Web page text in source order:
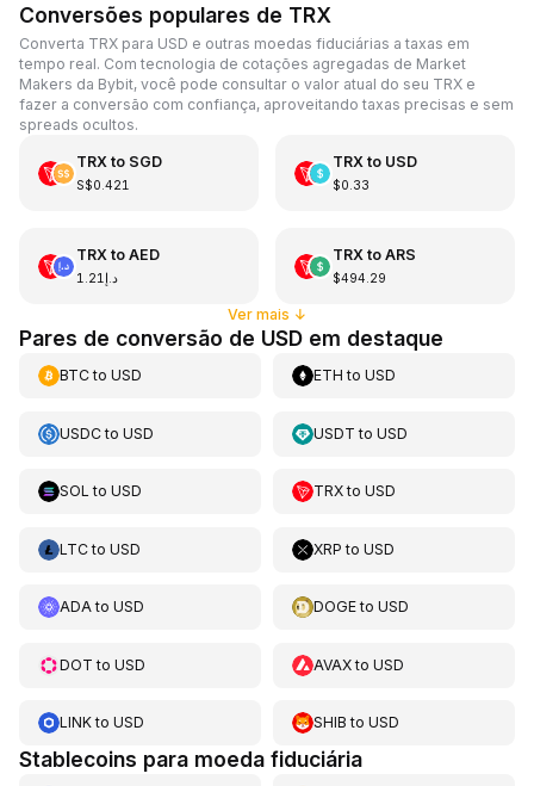
Conversões populares de TRX
Converta TRX para USD e outras moedas fiduciárias a taxas em
tempo real. Com tecnologia de cotações agregadas de Market
Makers da Bybit, você pode consultar o valor atual do seu TRX e
fazer a conversão com confiança, aproveitando taxas precisas e sem
spreads ocultos.
TRXto SGD
S$0.421
TRXto USD
$0.33
TRXto AED
د.إ1.21
TRXto ARS
$494.29
Ver mais ↓
Pares de conversão de USD em destaque
BTCto USD ETH toUSD
USDCto USD USDT toUSD
SOL to USD TRXtoUSD
LTCto USD XRP toUSD
ADAto USD DOGEtoUSD
DOT to USD AVAXtoUSD
LINKto USD SHIB toUSD
Stablecoins para moeda fiduciária